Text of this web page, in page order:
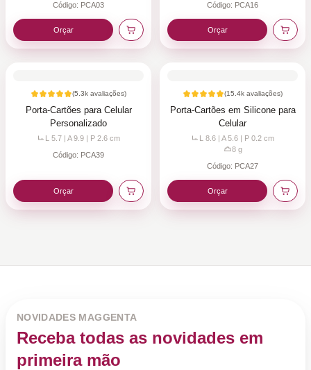
Código: PCA03
Orçar
Código: PCA16
Orçar
(5.3k avaliações)
Porta-Cartões para Celular
Personalizado
L 5.7 | A 9.9 | P 2.6 cm
Código: PCA39
Orçar
(15.4k avaliações)
Porta-Cartões em Silicone para
Celular
L 8.6 | A 5.6 | P 0.2 cm
8g
Código: PCA27
Orçar
NOVIDADES MAGGENTA
Receba todas as novidades em
primeira mão